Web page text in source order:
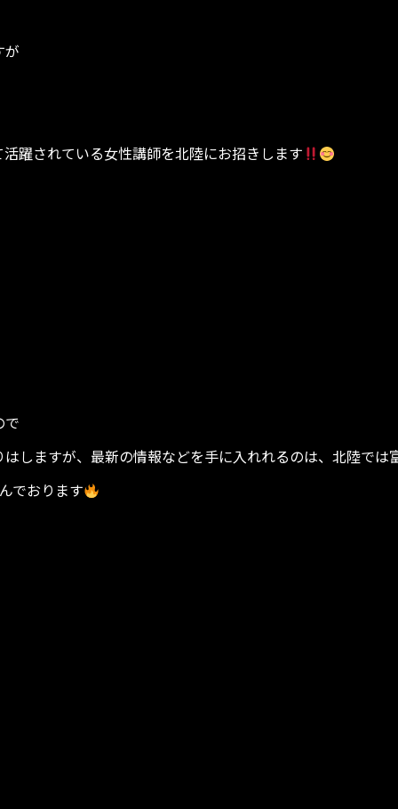
が
躍されている女性講師を北陸にお招きします
で
しますが、最新の情報などを手に入れれるのは、北陸では
でおります